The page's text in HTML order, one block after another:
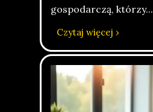
gospodarczą, którzy...
Czytaj więcej ›